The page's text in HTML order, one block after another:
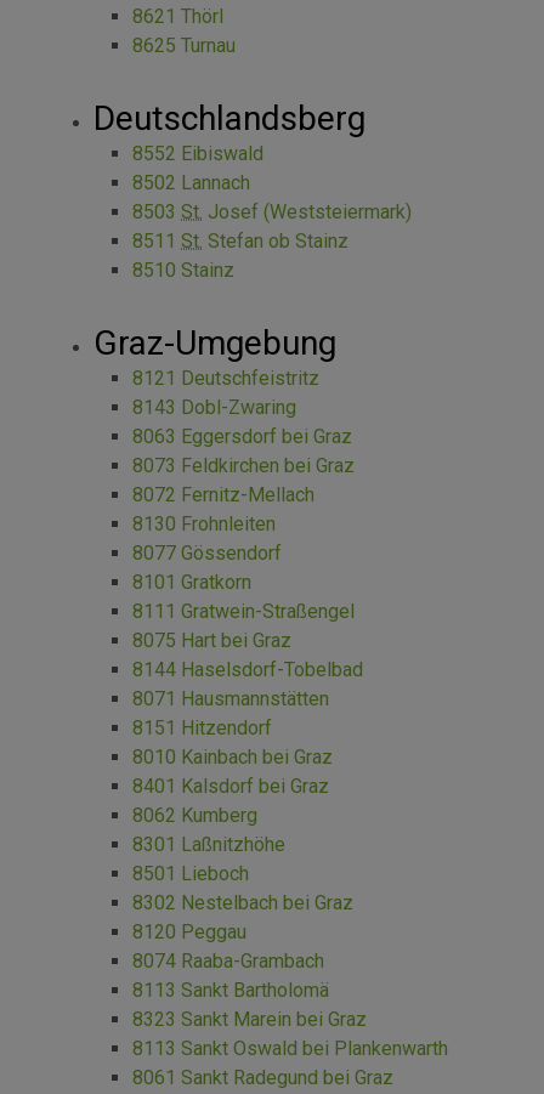
8621 Thörl
8625 Turnau
Deutschlandsberg
8552 Eibiswald
8502 Lannach
8503 St. Josef (Weststeiermark)
8511 St. Stefan ob Stainz
8510 Stainz
Graz-Umgebung
8121 Deutschfeistritz
8143 Dobl-Zwaring
8063 Eggersdorf bei Graz
8073 Feldkirchen bei Graz
8072 Fernitz-Mellach
8130 Frohnleiten
8077 Gössendorf
8101 Gratkorn
8111 Gratwein-Straßengel
8075 Hart bei Graz
8144 Haselsdorf-Tobelbad
8071 Hausmannstätten
8151 Hitzendorf
8010 Kainbach bei Graz
8401 Kalsdorf bei Graz
8062 Kumberg
8301 Laßnitzhöhe
8501 Lieboch
8302 Nestelbach bei Graz
8120 Peggau
8074 Raaba-Grambach
8113 Sankt Bartholomä
8323 Sankt Marein bei Graz
8113 Sankt Oswald bei Plankenwarth
8061 Sankt Radegund bei Graz